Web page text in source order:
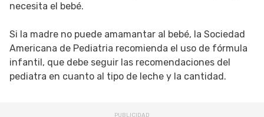
necesita el bebé.
Si la madre no puede amamantar al bebé, la Sociedad
Americana de Pediatria recomienda el uso de fórmula
infantil, que debe seguir las recomendaciones del
pediatra en cuanto al tipo de leche y la cantidad.